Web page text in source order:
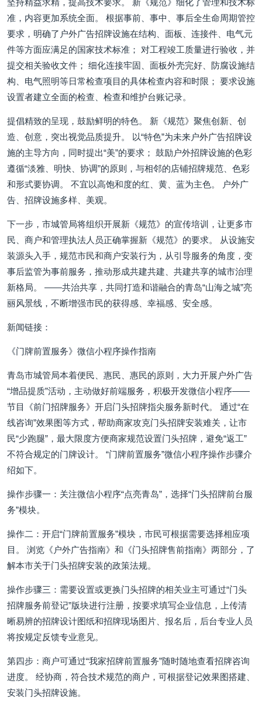
坚持精益求精，提高技术要求。 新《规范》细化了管理和技术标
准，内容更加系统全面。 根据事前、事中、事后全生命周期管控
要求，明确了户外广告招牌设施在结构、面板、连接件、电气元
件等方面应满足的国家技术标准； 对工程竣工质量进行验收，并
提交相关验收文件； 细化连接牢固、面板外壳完好、防腐设施结
构、电气照明等日常检查项目的具体检查内容和时限； 要求设施
设置者建立全面的检查、检查和维护台账记录。
提倡精致的呈现，鼓励鲜明的特色。 新《规范》聚焦创新、创
造、创意，突出视觉品质提升。 以“特色”为未来户外广告招牌设
施的主导方向，同时提出“美”的要求； 鼓励户外招牌设施的色彩
遵循“淡雅、明快、协调”的原则，与相邻的店铺招牌规范、色彩
和形式要协调。 不宜以高饱和度的红、黄、蓝为主色。 户外广
告、招牌设施多样、美观。
下一步，市城管局将组织开展新《规范》的宣传培训，让更多市
民、商户和管理执法人员正确掌握新《规范》的要求。 从设施安
装源头入手，规范市民和商户安装行为，从引导服务的角度，变
事后监管为事前服务，推动形成共建共建、共建共享的城市治理
新格局。 ——共治共享，共同打造和谐融合的青岛“山海之城”亮
丽风景线，不断增强市民的获得感、幸福感、安全感。
新闻链接：
《门牌前置服务》微信小程序操作指南
青岛市城管局本着便民、惠民、惠民的原则，大力开展户外广告
“增品提质”活动，主动做好前端服务，积极开发微信小程序——
节目《前门招牌服务》开启门头招牌指尖服务新时代。 通过“在
线咨询”效果图等方式，帮助商家攻克门头招牌安装难关，让市
民“少跑腿”，最大限度方便商家规范设置门头招牌，避免“返工”
不符合规定的门牌设计。 “门牌前置服务”微信小程序操作步骤介
绍如下。
操作步骤一：关注微信小程序“点亮青岛”，选择“门头招牌前台服
务”模块。
操作二：开启“门牌前置服务”模块，市民可根据需要选择相应项
目。 浏览《户外广告指南》和《门头招牌售前指南》两部分，了
解本市关于门头招牌安装的政策法规。
操作步骤三：需要设置或更换门头招牌的相关业主可通过“门头
招牌服务前登记”版块进行注册，按要求填写企业信息，上传清
晰易辨的招牌设计图纸和招牌现场图片、报名后，后台专业人员
将按规定反馈专业意见。
第四步：商户可通过“我家招牌前置服务”随时随地查看招牌咨询
进度。 经协商，符合技术规范的商户，可根据登记效果图搭建、
安装门头招牌设施。